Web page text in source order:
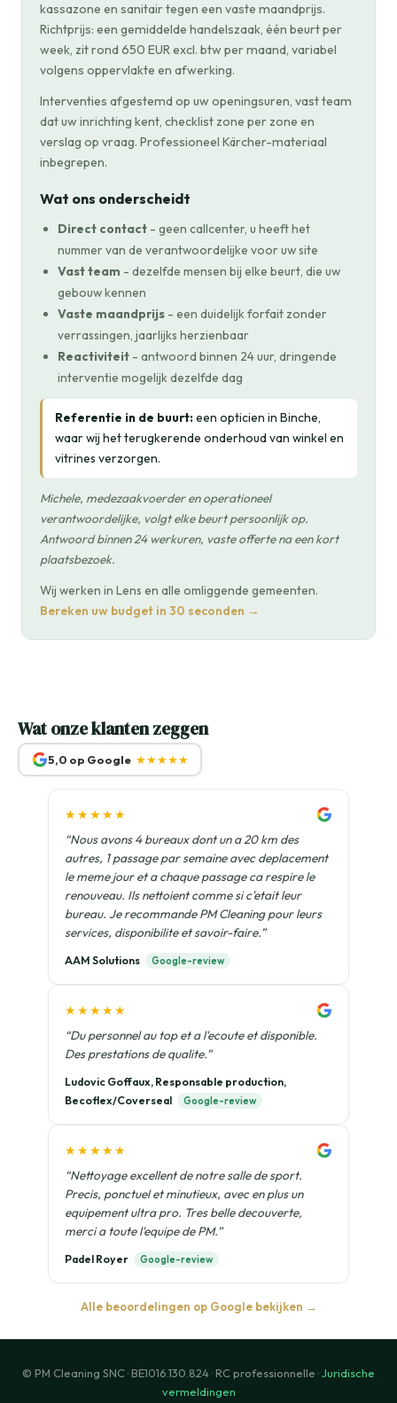
kassazone en sanitair tegen een vaste maandprijs.
Richtprijs: een gemiddelde handelszaak, één beurt per
week, zit rond 650 EUR excl. btw per maand, variabel
volgens oppervlakte en afwerking.
Interventies afgestemd op uw openingsuren, vast team
dat uw inrichting kent, checklist zone per zone en
verslag op vraag. Professioneel Kärcher-materiaal
inbegrepen.
Wat ons onderscheidt
Direct contact - geen callcenter, u heeft het
nummer van de verantwoordelijke voor uw site
Vast team - dezelfde mensen bij elke beurt, die uw
gebouw kennen
Vaste maandprijs - een duidelijk forfait zonder
verrassingen, jaarlijks herzienbaar
Reactiviteit - antwoord binnen 24 uur, dringende
interventie mogelijk dezelfde dag
Referentie in de buurt:een opticien in Binche,
waar wij het terugkerende onderhoud van winkel en
vitrines verzorgen.
Michele, medezaakvoerder en operationeel
verantwoordelijke, volgt elke beurt persoonlijk op.
Antwoord binnen 24 werkuren, vaste offerte na een kort
plaatsbezoek.
Wij werken in Lens en alle omliggende gemeenten.
Bereken uw budget in 30 seconden →
Wat onze klanten zeggen
5,0 op Google ★★★★★
★★★★★
“Nous avons 4 bureaux dont un a 20 km des
autres, 1 passage par semaine avec deplacement
le meme jour et a chaque passage ca respire le
renouveau. Ils nettoient comme si c'etait leur
bureau. Je recommande PM Cleaning pour leurs
services, disponibilite et savoir-faire.”
AAM Solutions Google-review
★★★★★
“Du personnel au top et a l'ecoute et disponible.
Des prestations de qualite.”
Ludovic Goffaux, Responsable production,
Becoflex/Coverseal
Google-review
★★★★★
“Nettoyage excellent de notre salle de sport.
Precis, ponctuel et minutieux, avec en plus un
equipement ultra pro. Tres belle decouverte,
merci a toute l'equipe de PM.”
Padel Royer Google-review
Alle beoordelingen op Google bekijken →
© PM Cleaning SNC · BE1016.130.824 · RC professionnelle ·Juridische
vermeldingen